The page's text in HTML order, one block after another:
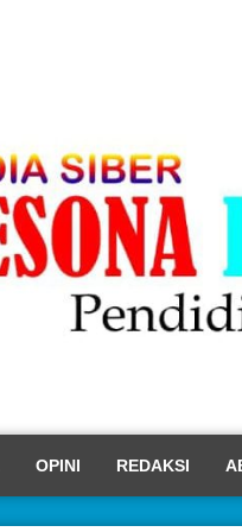
OPINI REDAKSI